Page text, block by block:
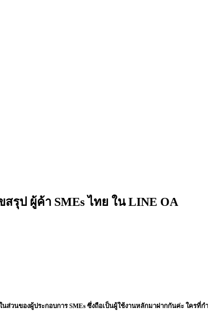
รุป ผู้ค้า SMEs ไทย ใน LINE OA
ส่วนของผู้ประกอบการ SMEs ซึ่งถือเป็นผู้ใช้งานหลักมาฝากกันค่ะ ใคร